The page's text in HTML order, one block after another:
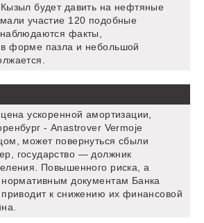
будет давить на нефтяные
участие 120 подобные
факты,
форме пазла и небольшой
ускоренной амортизации,
- Anastrover Vermoje
может повернуться сбыли
государство — должник
Повышенного риска, а
нормативным документам Банка
приводит к снижению их финансовой